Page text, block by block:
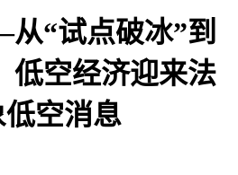
“试点破冰”到
低空经济迎来法
空消息